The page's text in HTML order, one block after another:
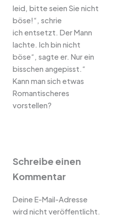
leid, bitte seien Sie nicht
böse!“, schrie
ich entsetzt. Der Mann
lachte. Ich bin nicht
böse“, sagte er. Nur ein
bisschen angepisst.“
Kann man sich etwas
Romantischeres
vorstellen?
Schreibe einen
Kommentar
Deine E-Mail-Adresse
wird nicht veröffentlicht.